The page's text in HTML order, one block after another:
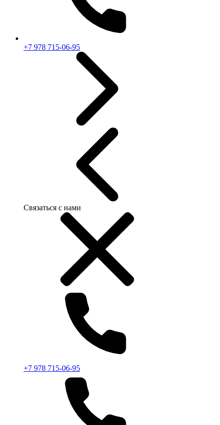
+7 978 715-06-95
Связаться с нами
+7 978 715-06-95